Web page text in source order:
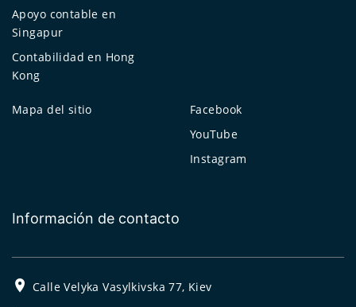
Apoyo contable en
Singapur
Contabilidad en Hong
Kong
Mapa del sitio
Facebook
YouTube
Instagram
Información de contacto
Calle Velyka Vasylkivska 77, Kiev